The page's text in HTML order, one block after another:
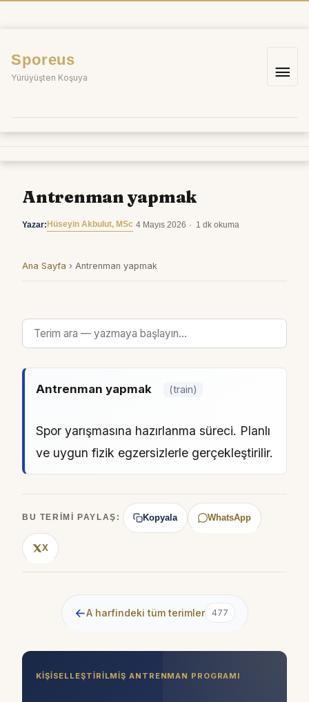
Sporeus
Yürüyüşten Koşuya
Ana
Antrenman yapmak
Yazar: Hüseyin Akbulut, MSc 4 Mayıs 2026 1 dk okuma
Ana Sayfa › Antrenman yapmak
Antrenman yapmak (train)
Spor yarışmasına hazırlanma süreci. Planlı
ve uygun fizik egzersizlerle gerçekleştirilir.
BU TERIMI PAYLAŞ: Kopyala WhatsApp
X
←A harfindeki tüm terimler 477
KIŞISELLEŞTIRILMIŞ ANTRENMAN PROGRAMI